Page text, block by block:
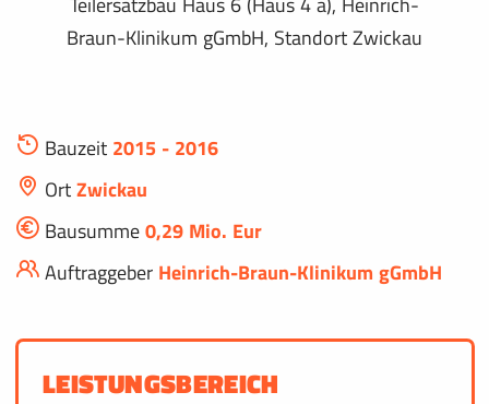
Braun-Klinikum gGmbH, Standort Zwickau
Bauzeit 2015 - 2016
OrtZwickau
Bausumme0,29 Mio. Eur
Auftraggeber Heinrich-Braun-Klinikum gGmbH
LEISTUNGSBEREICH